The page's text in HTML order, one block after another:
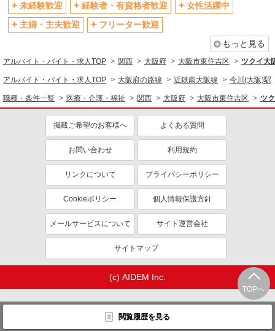
同じ職種から求人を探す
医療・介護・福祉
同じ特徴から求人を探す
未経験歓迎
ミドル（40代～）活躍中
副業・WワークOK
交通費支給
TOPへ
閲覧履歴を見る
未経験歓迎
経験者・有資格者歓迎
女性活躍中
主婦・主夫歓迎
フリーター歓迎
もっと見る
アルバイト・バイト・求人TOP 関西 大阪府 大阪市東住吉区 ツクイ大
アルバイト・バイト・求人TOP 大阪府の路線 近鉄南大阪線 今川(大阪)駅
職種・条件一覧 医療・介護・福祉 関西 大阪府 大阪市東住吉区 ツ
掲載ご希望のお客様へ よくある質問
お問い合わせ 利用規約
リンクについて プライバシーポリシー
Cookieポリシー 個人情報保護方針
メールサービスについて サイト運営会社
サイトマップ
(c) AIDEM Inc.